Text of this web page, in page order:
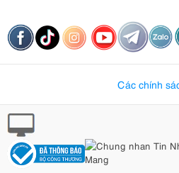
Các chính